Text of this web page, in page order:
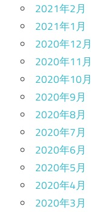
2021年2月
2021年1月
2020年12月
2020年11月
2020年10月
2020年9月
2020年8月
2020年7月
2020年6月
2020年5月
2020年4月
2020年3月